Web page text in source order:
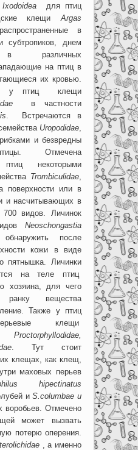
Ixodoideaдля птиц
клещи Argas
в
субтропиков, днем
в различных
на птиц в
их кровью.
у птиц клещи
в частности
. Встречаются в
Uropodidae,
и безвредны
Отмечена
птиц некоторыми
Trombiculidae,
поверхности или в
и насчитывающих в
видов. Личинок
Neoschongastia
после
кожи в виде
пятнышка. Личинки
на теле птиц
хозяина, для чего
вещества
Также у птиц
клещи
Proctorphyllodidae,
. Тут стоит
клещах, как клещ,
маховых перьев
hipectinatus
иS .columbae и
Отмечено
может вызвать
потерю оперения.
, а именно